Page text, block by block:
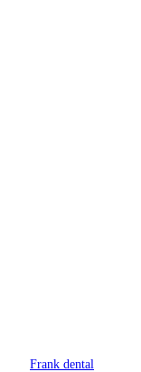
Frank dental